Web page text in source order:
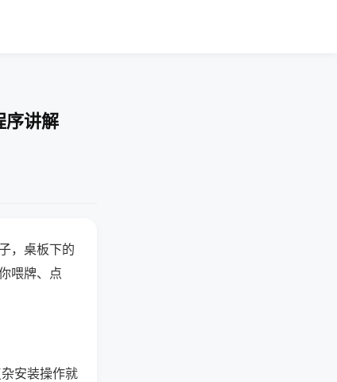
序讲解
，桌板下的
喂牌、点
安装操作就